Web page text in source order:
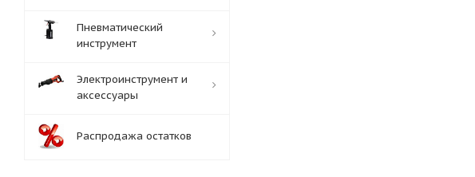
Пневматический
инструмент
Электроинструмент и
аксессуары
Распродажа остатков